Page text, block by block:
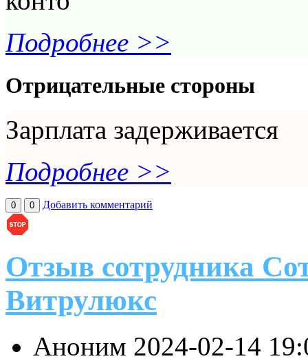
Подробнее >>
Отрицательные стороны
Зарплата задерживается
Подробнее >>
0 0 Добавить комментарий
Отзыв сотрудника
Витрулюкс
Аноним 2024-02-14